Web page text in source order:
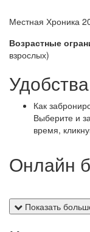
Местная Хроника
Возрастные
взрослых)
Удобства
Как
Выберите и
время,
Онлайн
Показать